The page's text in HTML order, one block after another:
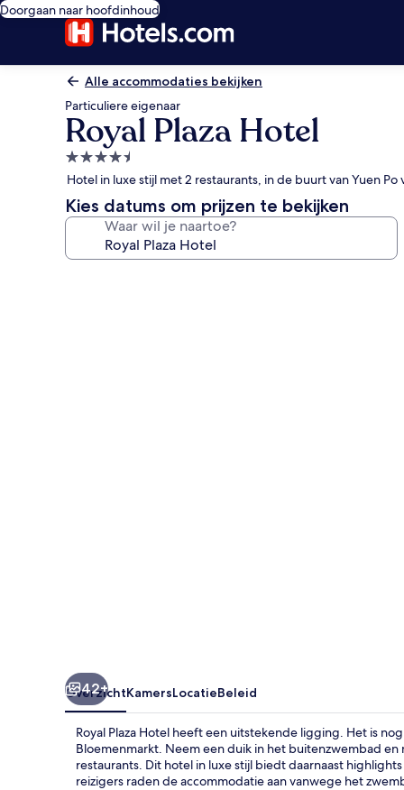
Doorgaan naar hoofdinhoud
Alle accommodaties bekijken
Particuliere eigenaar
Royal Plaza Hotel
4.5-
sterrenaccommodatie
Hotel in luxe stijl met 2 restaurants, in de buurt van Yuen Po
Kies datums om prijzen te bekijken
Waar wil je naartoe?
42+
OverzichtKamersLocatieBeleid
Royal Plaza Hotel heeft een uitstekende ligging. Het is
Bloemenmarkt. Neem een duik in het buitenzwembad
restaurants. Dit hotel in luxe stijl biedt daarnaast
reizigers raden de accommodatie aan vanwege het